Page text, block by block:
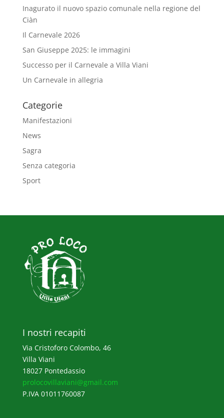
Inagurato il nuovo spazio comunale nella regione del
Ciàn
Il Carnevale 2026
San Giuseppe 2025: le immagini
Successo per il Carnevale a Villa Viani
Un Carnevale in allegria
Categorie
Manifestazioni
News
Sagra
Senza categoria
Sport
I nostri recapiti
Via Cristoforo Colombo, 46
Villa Viani
18027 Pontedassio
prolocovillaviani@gmail.com
P.IVA 01011760087